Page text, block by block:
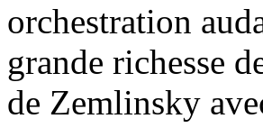
orchestration
grande richesse
de Zemlinsky